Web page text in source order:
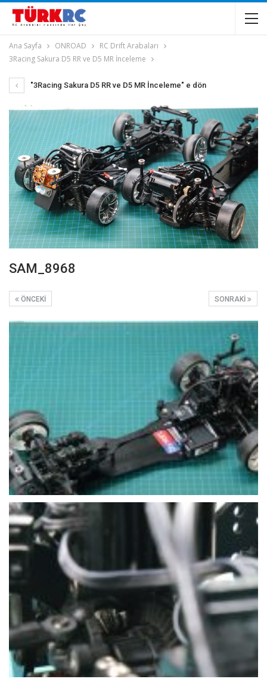
Ana Sayfa ONROAD
RC Drift Arabaları
3Racing Sakura D5 RR ve D5 MR İnceleme
"3Racing Sakura D5 RR ve D5 MR İnceleme" e dön
SAM_8968
SONRAKI
ÖNCEKI